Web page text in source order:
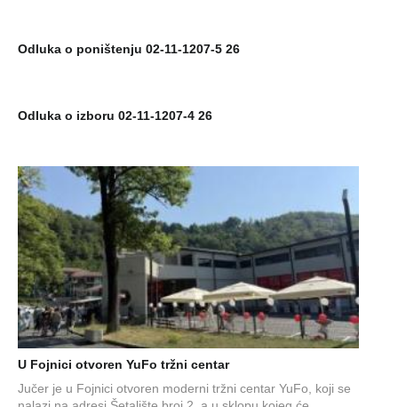
Odluka o poništenju 02-11-1207-5 26
Odluka o izboru 02-11-1207-4 26
U Fojnici otvoren YuFo tržni centar
Jučer je u Fojnici otvoren moderni tržni centar YuFo, koji se